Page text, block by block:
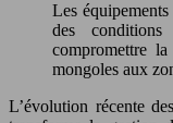
Les
des
compromettre
mongoles aux
L’évolution récente